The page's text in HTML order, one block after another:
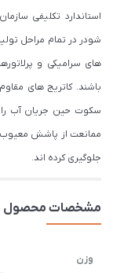
استاندارد تکلیفی
شودر در تمام مراحل
های سرامیکی و
باشند. کاتریج های
سکوت حین جریان آب را
ممانعت از پاشش معیوب
جلوگیری کرده اند.
مشخصات محصول
وزن